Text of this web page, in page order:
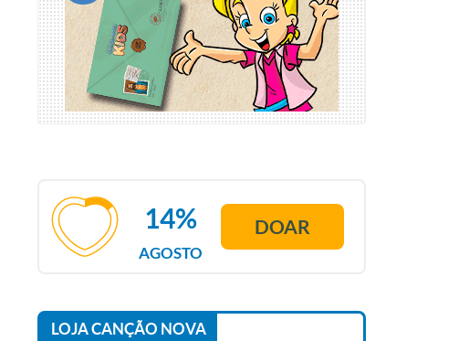
AGOSTO
14% DOAR
LOJA CANÇÃO NOVA